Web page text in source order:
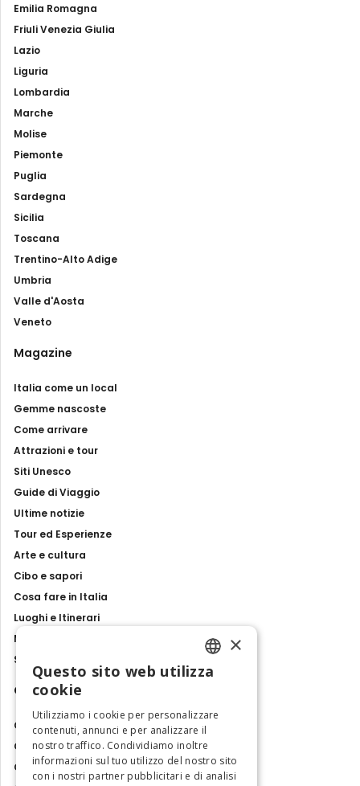
Emilia Romagna
Friuli Venezia Giulia
Lazio
Liguria
Lombardia
Marche
Molise
Piemonte
Puglia
Sardegna
Sicilia
Toscana
Trentino-Alto Adige
Umbria
Valle d'Aosta
Veneto
Magazine
Italia come un local
Gemme nascoste
Come arrivare
Attrazioni e tour
Siti Unesco
Guide di Viaggio
Ultime notizie
Tour ed Esperienze
Arte e cultura
Cibo e sapori
Cosa fare in Italia
Luoghi e Itinerari
Mostre, eventi e spettacoli
Storie e tradizioni
Contatti
Chi siamo
Collabora con noi
Contatti
ENGLISH
ITALIAN
×
Questo sito web utilizza
cookie
Utilizziamo i cookie per personalizzare
contenuti, annunci e per analizzare il
nostro traffico. Condividiamo inoltre
informazioni sul tuo utilizzo del nostro sito
con i nostri partner pubblicitari e di analisi